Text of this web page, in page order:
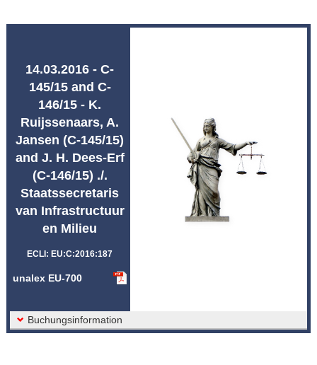
14.03.2016 - C-
145/15 and C-
146/15 - K.
Ruijssenaars, A.
Jansen (C‑145/15)
and J. H. Dees-Erf
(C‑146/15) ./.
Staatssecretaris
van Infrastructuur
en Milieu
ECLI: EU:C:2016:187
unalex EU-700
Buchungsinformation